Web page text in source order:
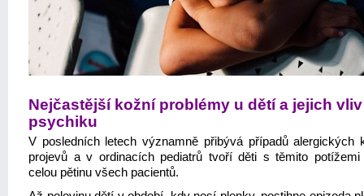
Nejčastější kožní problémy u dětí a jejich
psychiku
V posledních letech významně přibývá případů alergických
projevů a v ordinacích pediatrů tvoří děti s těmito potížemi
celou pětinu všech pacientů.